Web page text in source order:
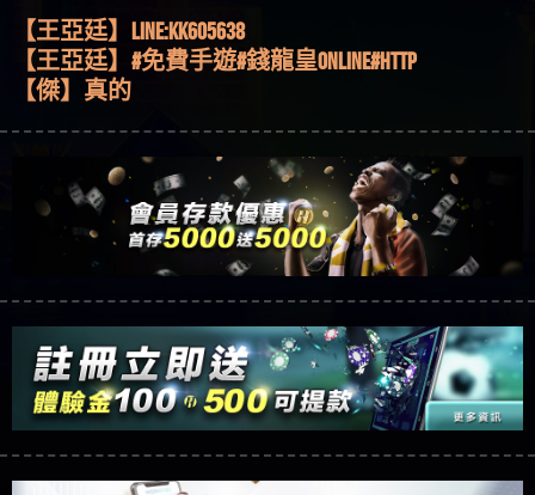
力智投資是詐騙嗎 南部老翁還在癡迷力智投資高
回報獲利 請不要在匯款
zg369】天盛商行詐騙 天盛商行是不是詐騙 天盛商
行是真的嗎 天盛商行是詐騙嗎 被天盛商行詐騙一
招教你拿回
【其他問題】 受害者援助賴【zg369】退休老翁被
大戶e點靈詐騙痛不欲生 大戶e點靈是真的嗎 大戶e
點靈是不是詐騙 大戶e點靈是詐騙嗎 大戶e點靈無
法出金 （大戶e點靈）教你如何規避詐騙陷阱
【其他問題】 弘記投資詐騙持續收割國人中【免
費討回資金賴zg369】弘記投資是詐騙嗎 弘記投資
是不是詐騙 弘記投資是真的嗎 被弘記投資詐騙的
錢怎麼辦 本文教你如何拿回被騙資金
【其他問題】 被騙追回賴【zg369】KnTop利用新型
詐騙手法欺詐群眾 KnTop是真的嗎 KnTop是不是詐騙
KnTop是詐騙嗎 【KnTop】KnTop無法出金 被KnTop詐騙
的錢一招拿回
【其他問題】機台運算專案詐騙持續收割國人中
【免費討回資金賴zg369】機台運算專案是詐騙嗎
機台運算專案是不是詐騙 機台運算專案是真的嗎
被機台運算專案詐騙的錢怎麼辦 本文教你如何拿
回被騙資金
【其他問題】 Hoyabit詐騙持續收割國人中【免費
討回資金賴zg369】Hoyabit是詐騙嗎 Hoyabit是不是詐
騙 Hoyabit是真的嗎 被HoyabitHoyabit詐騙的錢怎麼辦
本文教你如何拿回被騙資金
【其他問題】KS.M多元化行銷詐騙持續收割國人
中【免費討回資金賴zg369】KS.M多元化行銷是詐
騙嗎 KS.M多元化行銷是不是詐騙 KS.M多元化行銷是
真的嗎 被KS.M多元化行銷詐騙的錢怎麼辦 本文教
你如何拿回被騙資金
【其他問題】免費追回賴「zg369」深度解析野原
家 Family & Love如何詐騙 野原家 Family & Love是不是詐
騙 野原家 Family & Love是真的嗎 野原家 Family & Love是
詐騙嗎 165多次通報野原家 Family & Love是詐騙平台
【其他問題】元盈橋詐騙持續收割國人中【免費
討回資金賴zg369】元盈橋是詐騙嗎 元盈橋是不是
詐騙 元盈橋是真的嗎 被元盈橋詐騙的錢怎麼辦
【其他問題】被騙追回賴【zg369】M.L.Edge利用新
型詐騙手法欺詐群眾 M.L.Edge是真的嗎 M.L.Edge是不
金 被M.L.Edge詐騙的錢一招拿回
【其他問題】 Robinhood詐騙持續收割國人中【免
不是詐騙 Robinhood是真的嗎 被Robinhood詐騙的錢怎
麼辦 本文教你如何拿回被騙資金
資金賴zg369】FLTO是詐騙嗎 FLTO是不是詐騙 FLTO是
真的嗎 被FLTO詐騙的錢怎麼辦 本文教你如何拿回
被騙資金
【其他問題】 遇詐騙求救賴【zg369】八旬老翁被
ALYWS詐騙家破人亡 ALYWS是真的嗎 ALYWS是不是詐騙
ALYWS是詐騙嗎 （ALYWS）無法出金 請小心群組暗椿
【其他問題】 一招教你揭秘新型詐騙手法 （受害
者免費援助賴zg369）當當詐騙 當當是不是詐騙 當
當是真的嗎 當當是詐騙嗎 六旬老婦深信當當高獲
利回報被騙的家破人亡
【其他問題】用理性數據指路，開啟你的高回報
娛樂之旅
【其他問題】【老玩家不藏私】2025 線上老虎機
這樣挑！RTP、波動率和平台安全的全攻略！
【推薦博弈】這款《ATG 武俠》老虎機真的猛！玩
回答
【王亞廷】LINE:kK605638
【王亞廷】#免費手遊#錢龍皇ONLINE#http
【傑】真的
【沈樂慧】又是九州??爛死了黑網不要玩
【林伊依】爛死了拉贏錢直接鎖帳號可以去吃屎
【陳靜茹】推薦小畢，我也是小畢的會員～～
【黃家羭】推推
【AVA娛樂城】還會自己做假對話來毀謗欸哈哈哈
好厲
【陳順堪】黑網不出金
【黃伊珊】不推薦爛公司
【陳順堪】星匯娛樂城出金幾次後贏錢就不給出
金
【陳順堪】黑網出金幾次後贏了就不出金出
【玩運彩】
【asd】唬爛不出金黑網垃圾平台